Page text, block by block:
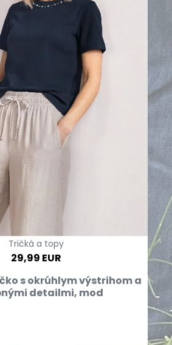
Tričká a topy
29,99 EUR
s okrúhlym výstrihom a
detailmi, mod